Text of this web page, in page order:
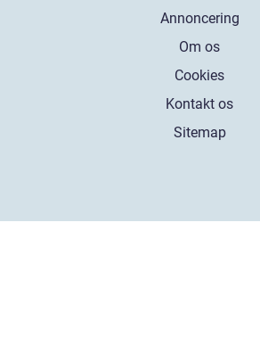
Annoncering
Om os
Cookies
Kontakt os
Sitemap